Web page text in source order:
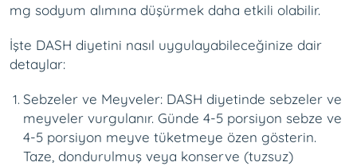
mg sodyum alımına düşürmek daha etkili olabilir.
İşte DASH diyetini nasıl uygulayabileceğinize dair
detaylar:
Sebzeler ve Meyveler: DASH diyetinde sebzeler ve
meyveler vurgulanır. Günde 4-5 porsiyon sebze ve
4-5 porsiyon meyve tüketmeye özen gösterin.
Taze, dondurulmuş veya konserve (tuzsuz)